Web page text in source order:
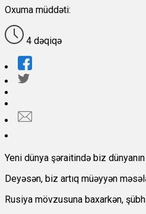
Oxuma müddəti:
4 dəqiqə
Yeni dünya şəraitində biz
Deyəsən, biz artıq müəyyən
Rusiya mövzusuna baxarkən,